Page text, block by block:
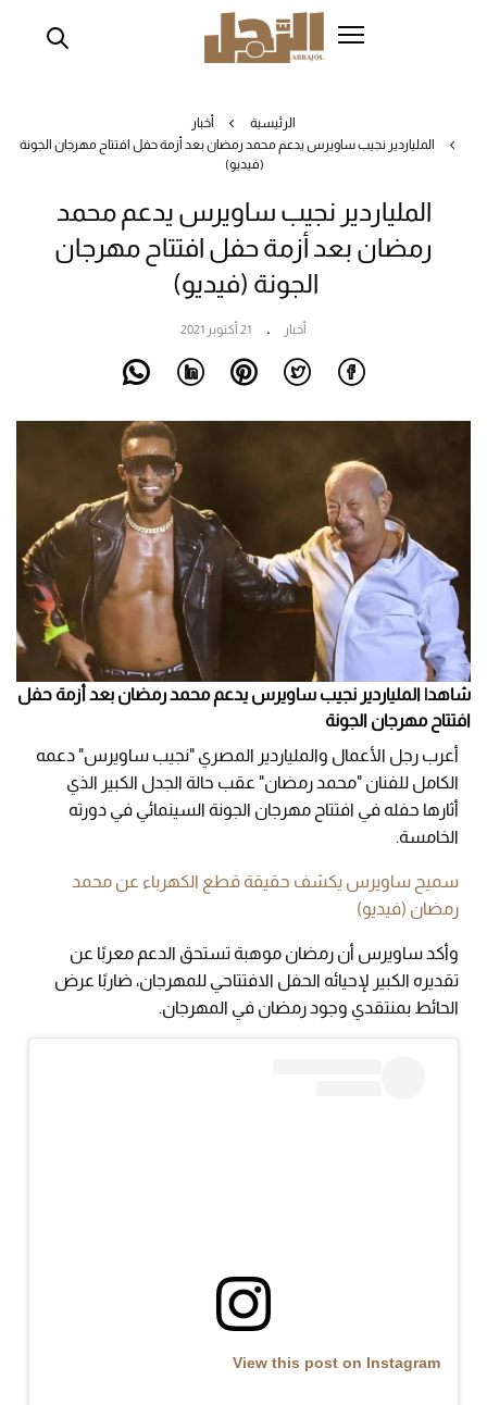
الرئيسية
أخبار
الملياردير نجيب ساويرس يدعم محمد رمضان بعد أزمة حفل افتتاح مهرجان الجونة
(فيديو)
الملياردير نجيب ساويرس يدعم محمد
رمضان بعد أزمة حفل افتتاح مهرجان
الجونة (فيديو)
أخبار 21 أكتوبر 2021
شاهد| الملياردير نجيب ساويرس يدعم محمد رمضان بعد أزمة حفل
افتتاح مهرجان الجونة
أعرب رجل الأعمال والملياردير المصري "نجيب ساويرس" دعمه
الكامل للفنان "محمد رمضان" عقب حالة الجدل الكبير الذي
أثارها حفله في افتتاح مهرجان الجونة السينمائي في دورته
الخامسة.
سميح ساويرس يكشف حقيقة قطع الكهرباء عن محمد
رمضان (فيديو)
وأكد ساويرس أن رمضان موهبة تستحق الدعم معربًا عن
تقديره الكبير لإحيائه الحفل الافتتاحي للمهرجان، ضاربًا عرض
الحائط بمنتقدي وجود رمضان في المهرجان.
View this post on Instagram